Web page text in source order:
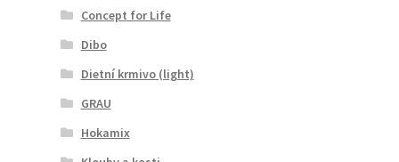
Concept for Life
Dibo
Dietní krmivo (light)
GRAU
Hokamix